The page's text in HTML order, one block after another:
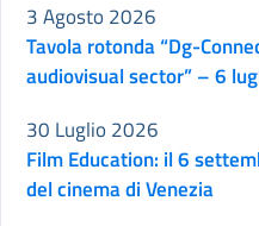
Tavola rotonda “Dg-
audiovisual sector” – 6
3 Agosto 2026
Film Education: il 6
del cinema di Venezia
30 Luglio 2026